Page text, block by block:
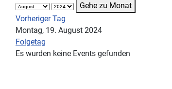
Gehe zu Monat
Vorheriger Tag
Montag, 19. August 2024
Folgetag
Es wurden keine Events gefunden